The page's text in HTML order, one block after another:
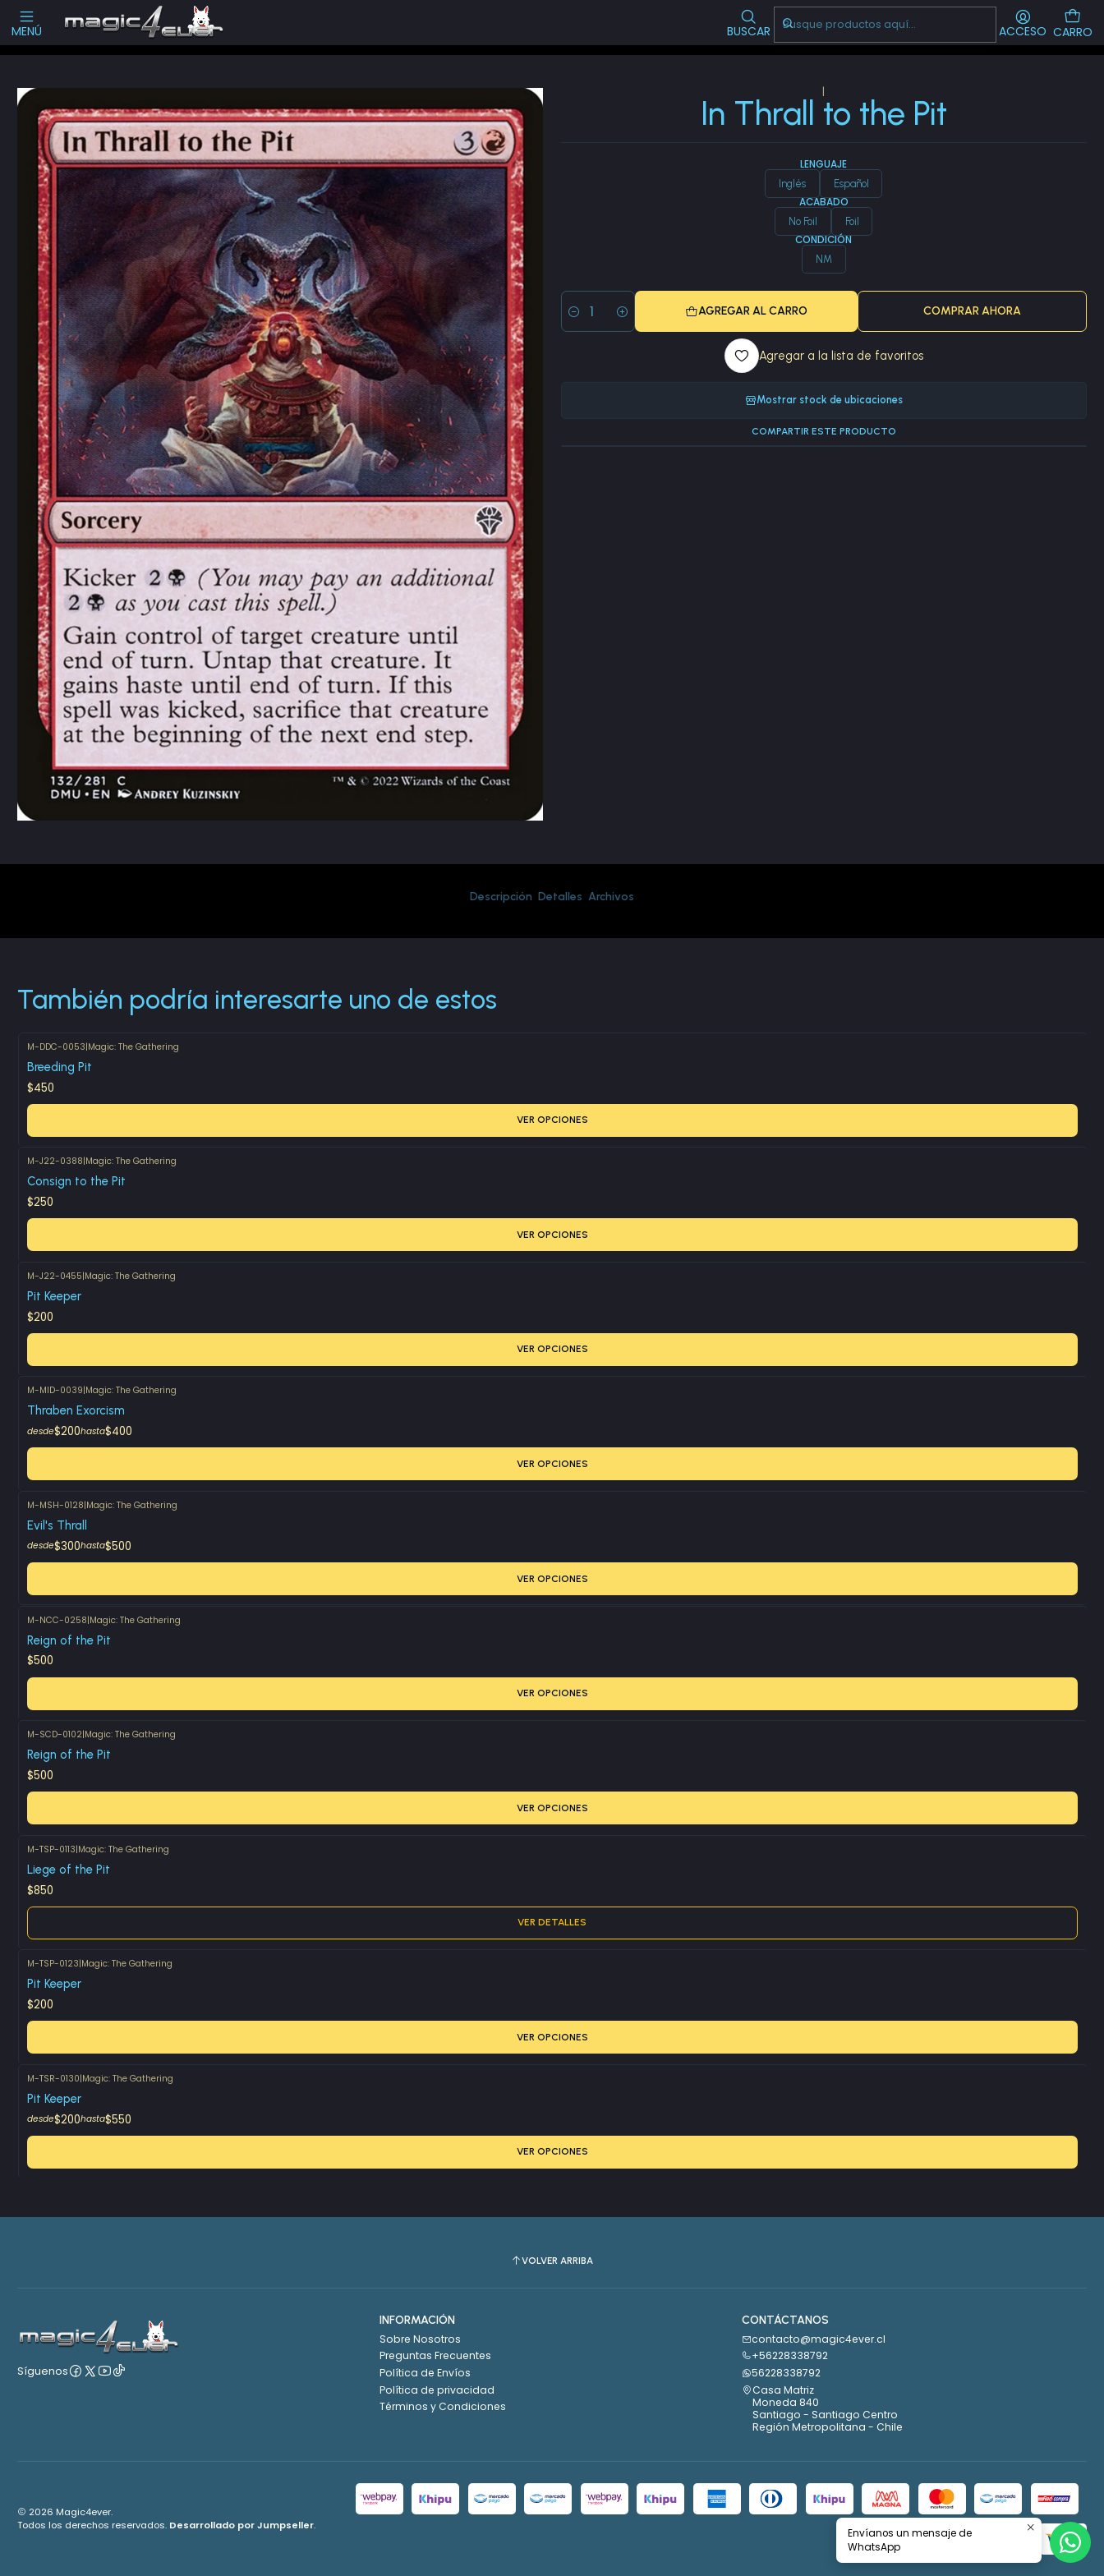
MENÚ BUSCAR ACCESO CARRO
Visítanos!--> CL
Inicio Cartas Sueltas Magic Pioneer
|
In Thrall to the Pit
LENGUAJE
Inglés Español
ACABADO
No Foil Foil
CONDICIÓN
NM
Cantidad
AGREGAR AL CARRO COMPRAR AHORA
Agregar a la lista de favoritos
Mostrar stock de ubicaciones
COMPARTIR ESTE PRODUCTO
Descripción Detalles Archivos
También podría interesarte uno de estos
M-DDC-0053|Magic: The Gathering
Breeding Pit
$450
VER OPCIONES
M-J22-0388|Magic: The Gathering
Consign to the Pit
$250
VER OPCIONES
M-J22-0455|Magic: The Gathering
Pit Keeper
$200
VER OPCIONES
M-MID-0039|Magic: The Gathering
Thraben Exorcism
desde$200hasta$400
VER OPCIONES
M-MSH-0128|Magic: The Gathering
Evil's Thrall
desde$300hasta$500
VER OPCIONES
M-NCC-0258|Magic: The Gathering
Reign of the Pit
$500
VER OPCIONES
M-SCD-0102|Magic: The Gathering
Reign of the Pit
$500
VER OPCIONES
Agotado
M-TSP-0113|Magic: The Gathering
Liege of the Pit
$850
VER DETALLES
M-TSP-0123|Magic: The Gathering
Pit Keeper
$200
VER OPCIONES
M-TSR-0130|Magic: The Gathering
Pit Keeper
desde$200hasta$550
VER OPCIONES
VOLVER ARRIBA
Síguenos
INFORMACIÓN
Sobre Nosotros
Preguntas Frecuentes
Política de Envíos
Política de privacidad
Términos y Condiciones
CONTÁCTANOS
contacto@magic4ever.cl
+56228338792
56228338792
Casa Matriz
Moneda 840
Santiago - Santiago Centro
Región Metropolitana - Chile
2026 Magic4ever.
Todos los derechos reservados. Desarrollado por Jumpseller.
Envíanos un mensaje de
WhatsApp